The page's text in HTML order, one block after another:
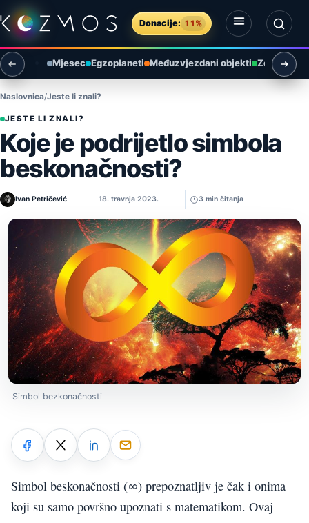
Preskoči na sadržaj
Donacije: 11%
Otvori izbornik
Otvori pretragu
Mjesec Egzoplaneti Međuzvjezdani objekti Zemlja i
Naslovnica Jeste li znali?
JESTE LI ZNALI?
Koje je podrijetlo simbola
beskonačnosti?
Ivan Petričević 18. travnja 2023. 3 min čitanja
Simbol bezkonačnosti
Simbol beskonačnosti (∞) prepoznatljiv je čak i onima
koji su samo površno upoznati s matematikom. Ovaj